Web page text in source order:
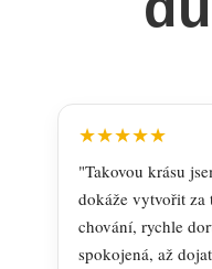
★★★★★
"Takovou krásu
dokáže vytvořit
chování, rychle
spokojená, až